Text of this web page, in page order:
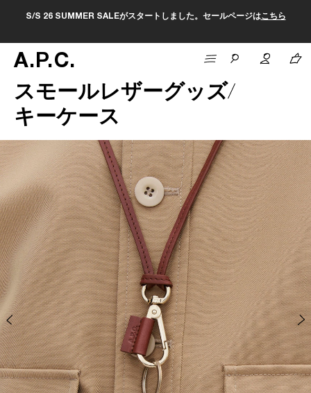
S/S 26 SUMMER SALEがスタートしました。セールページはこちら
A.P.C.
スモールレザーグッズ
キーケース